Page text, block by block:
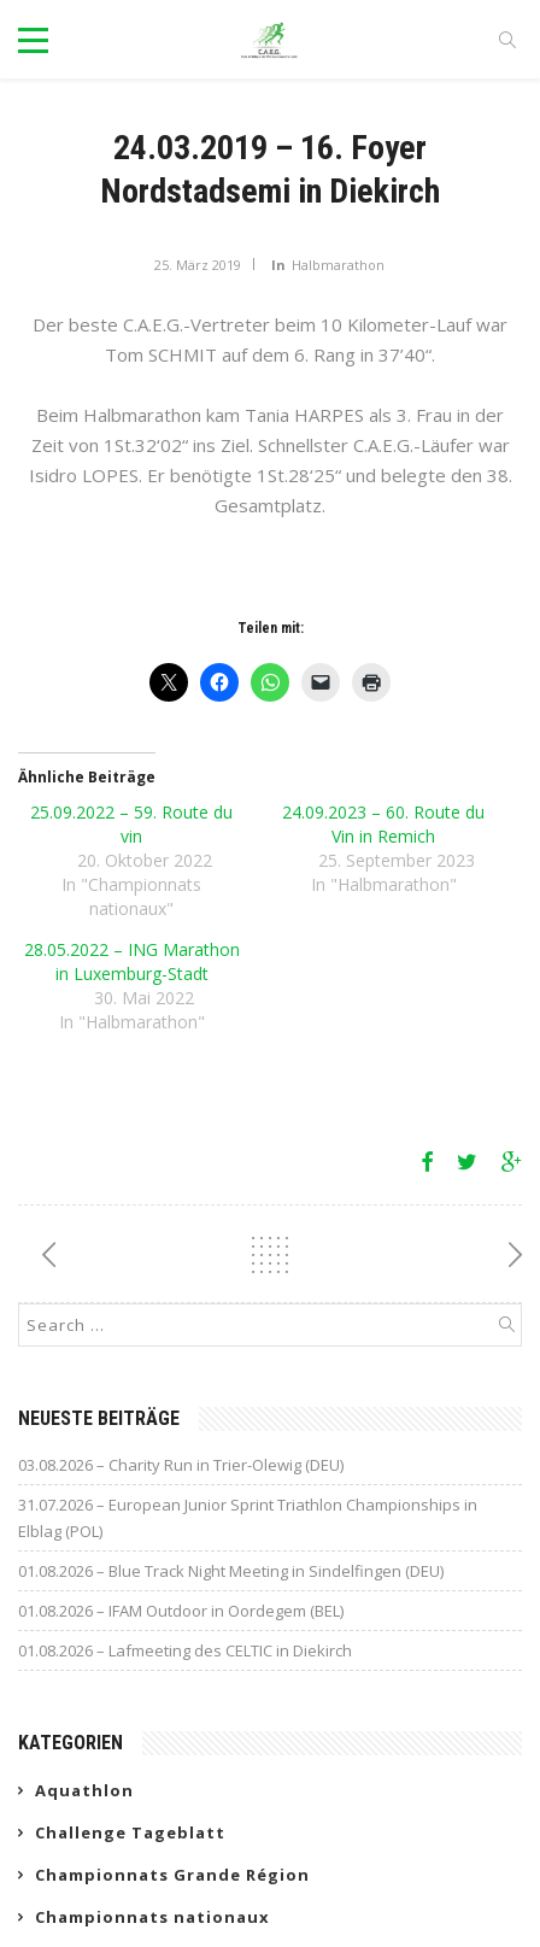
24.03.2019 – 16. Foyer
Nordstadsemi in Diekirch
25. März 2019 In Halbmarathon
Der beste C.A.E.G.-Vertreter beim 10 Kilometer-Lauf war
Tom SCHMIT auf dem 6. Rang in 37’40“.
Beim Halbmarathon kam Tania HARPES als 3. Frau in der
Zeit von 1St.32‘02“ ins Ziel. Schnellster C.A.E.G.-Läufer war
Isidro LOPES. Er benötigte 1St.28‘25“ und belegte den 38.
Gesamtplatz.
Teilen mit:
Ähnliche Beiträge
25.09.2022 – 59. Route du
vin
20. Oktober 2022
In "Championnats
nationaux"
24.09.2023 – 60. Route du
Vin in Remich
25. September 2023
In "Halbmarathon"
28.05.2022 – ING Marathon
in Luxemburg-Stadt
30. Mai 2022
In "Halbmarathon"
NEUESTE BEITRÄGE
03.08.2026 – Charity Run in Trier-Olewig (DEU)
31.07.2026 – European Junior Sprint Triathlon Championships in
Elblag (POL)
01.08.2026 – Blue Track Night Meeting in Sindelfingen (DEU)
01.08.2026 – IFAM Outdoor in Oordegem (BEL)
01.08.2026 – Lafmeeting des CELTIC in Diekirch
KATEGORIEN
Aquathlon
Challenge Tageblatt
Championnats Grande Région
Championnats nationaux